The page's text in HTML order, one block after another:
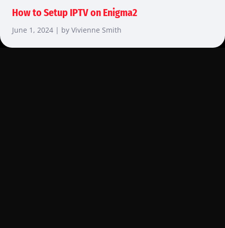
How to Setup IPTV on Enigma2
June 1, 2024 | by Vivienne Smith